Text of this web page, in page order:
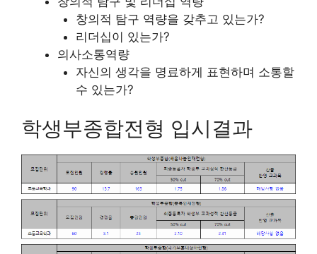
창의적 탐구 역량을 갖추고 있는가?
리더십이 있는가?
의사소통역량
자신의 생각을 명료하게 표현하며 소통할
수 있는가?
학생부종합전형 입시결과